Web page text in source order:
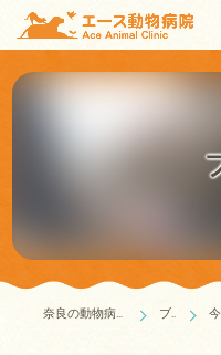
奈良の動物病院はエース動物病院 ブログ 今